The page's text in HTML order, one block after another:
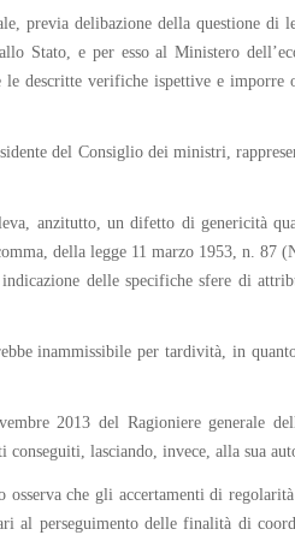
previa delibazione della questione
Stato, e per esso al Ministero
descritte verifiche ispettive e imporre
del Consiglio dei ministri,
anzitutto, un difetto di genericità
della legge 11 marzo 1953, n. 87
delle specifiche sfere di
inammissibile per tardività, in
2013 del Ragioniere generale
lasciando, invece, alla sua
che gli accertamenti di
al perseguimento delle finalità di